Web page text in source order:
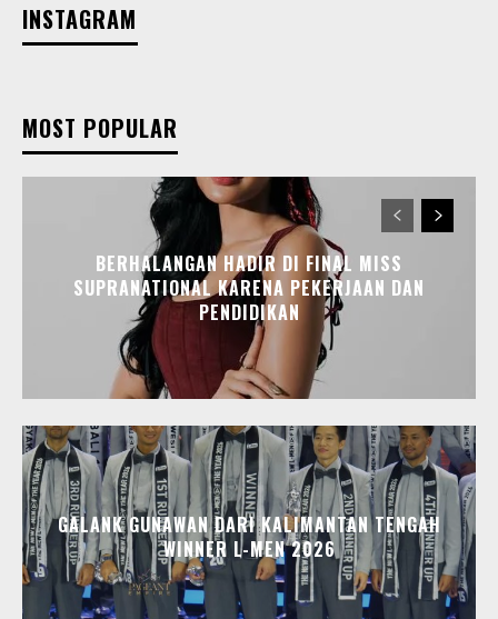
INSTAGRAM
MOST POPULAR
BERHALANGAN HADIR DI FINAL MISS
SUPRANATIONAL KARENA PEKERJAAN DAN
PENDIDIKAN
GALANK GUNAWAN DARI KALIMANTAN TENGAH
WINNER L-MEN 2026